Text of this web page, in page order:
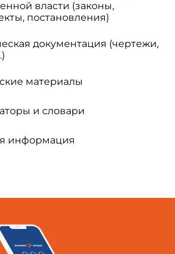
ТРЕБОВАНИЯ
чертежи водопровода и
выполняют в соответствии с
проектной документации
общих видов нестандартных
систем водопровода и
власти (законы,
постановления)
документация (чертежи,
материалы
и словари
информация